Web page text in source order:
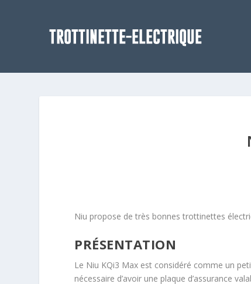
Niu propose de très bonnes trottinettes
PRÉSENTATION
Le Niu KQi3 Max est considéré comme un
nécessaire d’avoir une plaque d’assurance